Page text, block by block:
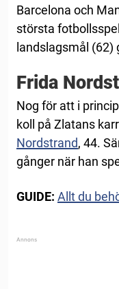
Barcelona och
största
landslagsmål
Frida
Nog för att i
koll på Zlatans
Nordstrand, 44.
gånger när han
GUIDE: Allt du